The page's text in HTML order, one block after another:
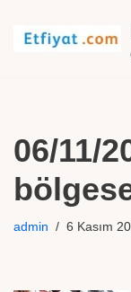
İçeriğe
06/11/
admin 6 Kasım